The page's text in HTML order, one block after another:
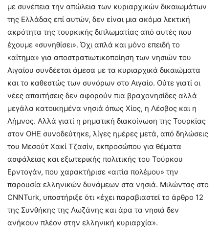
με συνέπεια την απώλεια των κυριαρχικών δικαιωμάτων
της Ελλάδας επί αυτών, δεν είναι μια ακόμα λεκτική
ακρότητα της τουρκικής διπλωματίας από αυτές που
έχουμε «συνηθίσει». Όχι απλά και μόνο επειδή το
«αίτημα» για αποστρατιωτικοποίηση των νησιών του
Αιγαίου συνδέεται άμεσα με τα κυριαρχικά δικαιώματα
και το καθεστώς των συνόρων στο Αιγαίο. Ούτε γιατί οι
νέες απαιτήσεις δεν αφορούν πια βραχονησίδες αλλά
μεγάλα κατοικημένα νησιά όπως Χίος, η Λέσβος και η
Λήμνος. Αλλά γιατί η ρηματική διακοίνωση της Τουρκίας
στον ΟΗΕ συνοδεύτηκε, λίγες ημέρες μετά, από δηλώσεις
του Μεσούτ Χακί Τζασίν, εκπροσώπου για θέματα
ασφάλειας και εξωτερικής πολιτικής του Τούρκου
Ερντογάν, που χαρακτήρισε «αιτία πολέμου» την
παρουσία ελληνικών δυνάμεων στα νησιά. Μιλώντας στο
CNNTurk, υποστήριξε ότι «έχει παραβιαστεί το άρθρο 12
της Συνθήκης της Λωζάνης και άρα τα νησιά δεν
ανήκουν πλέον στην ελληνική κυριαρχία».